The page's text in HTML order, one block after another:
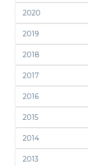
2020
2019
2018
2017
2016
2015
2014
2013